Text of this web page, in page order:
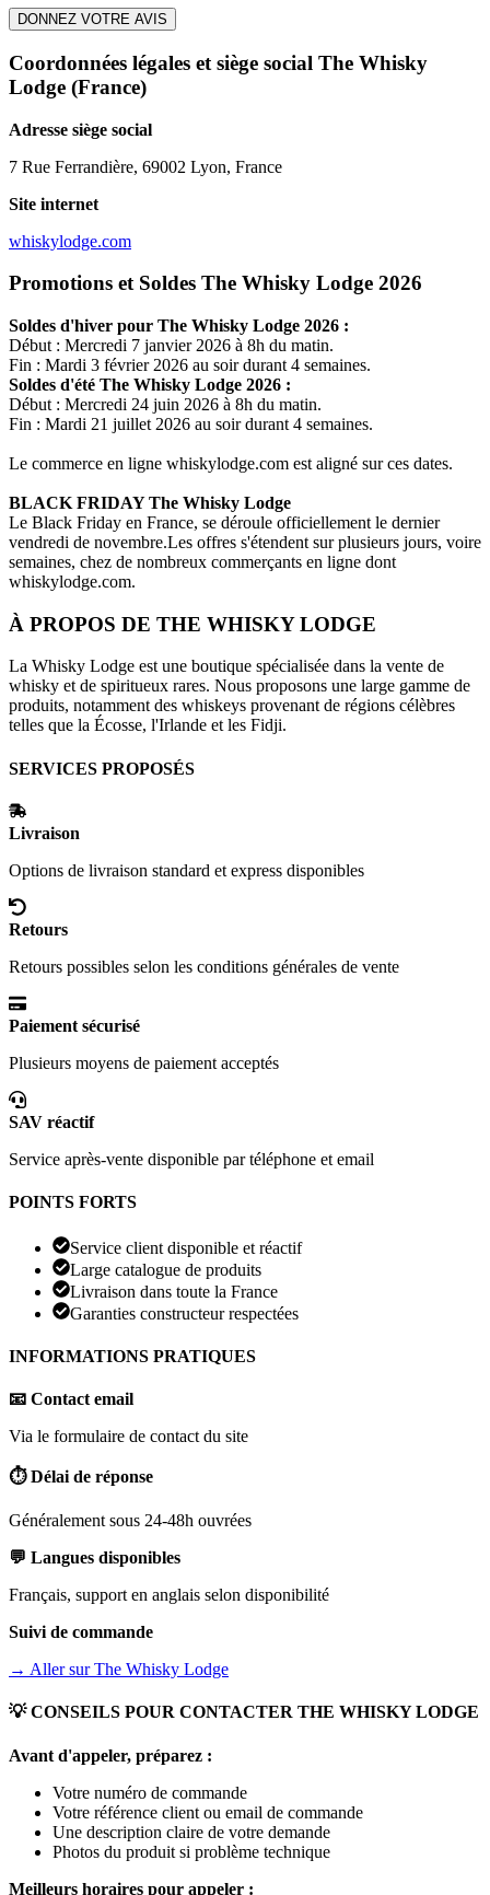
DONNEZ VOTRE AVIS
Coordonnées légales et siège social The Whisky
Lodge (France)
Adresse siège social
7 Rue Ferrandière, 69002 Lyon, France
Site internet
whiskylodge.com
Promotions et Soldes The Whisky Lodge 2026
Soldes d'hiver pour The Whisky Lodge 2026 :
Début : Mercredi 7 janvier 2026 à 8h du matin.
Fin : Mardi 3 février 2026 au soir durant 4 semaines.
Soldes d'été The Whisky Lodge 2026 :
Début : Mercredi 24 juin 2026 à 8h du matin.
Fin : Mardi 21 juillet 2026 au soir durant 4 semaines.
Le commerce en ligne whiskylodge.com est aligné sur ces dates.
BLACK FRIDAYThe Whisky Lodge
Le Black Friday en France, se déroule officiellement le dernier
vendredi de novembre.Les offres s'étendent sur plusieurs jours, voire
semaines, chez de nombreux commerçants en ligne dont
whiskylodge.com.
À PROPOS DE THE WHISKY LODGE
La Whisky Lodge est une boutique spécialisée dans la vente de
whisky et de spiritueux rares. Nous proposons une large gamme de
produits, notamment des whiskeys provenant de régions célèbres
telles que la Écosse, l'Irlande et les Fidji.
SERVICES PROPOSÉS
Livraison
Options de livraison standard et express disponibles
Retours
Retours possibles selon les conditions générales de vente
Paiement sécurisé
Plusieurs moyens de paiement acceptés
SAV réactif
Service après-vente disponible par téléphone et email
POINTS FORTS
Service client disponible et réactif
Large catalogue de produits
Livraison dans toute la France
Garanties constructeur respectées
INFORMATIONS PRATIQUES
📧 Contact email
Via le formulaire de contact du site
⏱️ Délai de réponse
Généralement sous 24-48h ouvrées
💬 Langues disponibles
Français, support en anglais selon disponibilité
Suivi de commande
→ Aller surThe Whisky Lodge
💡 CONSEILS POUR CONTACTER THE WHISKY LODGE
Avant d'appeler, préparez :
Votre numéro de commande
Votre référence client ou email de commande
Une description claire de votre demande
Photos du produit si problème technique
Meilleurs horaires pour appeler :